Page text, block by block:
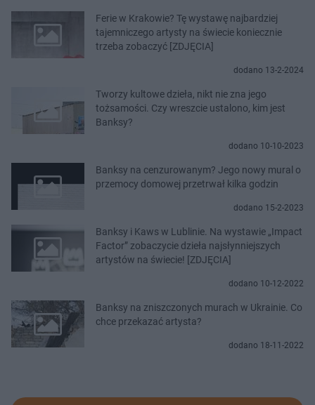
Ferie w Krakowie? Tę wystawę najbardziej
tajemniczego artysty na świecie koniecznie
trzeba zobaczyć [ZDJĘCIA]
dodano 13-2-2024
Tworzy kultowe dzieła, nikt nie zna jego
tożsamości. Czy wreszcie ustalono, kim jest
Banksy?
dodano 10-10-2023
Banksy na cenzurowanym? Jego nowy mural o
przemocy domowej przetrwał kilka godzin
dodano 15-2-2023
Banksy i Kaws w Lublinie. Na wystawie „Impact
Factor” zobaczycie dzieła najsłynniejszych
artystów na świecie! [ZDJĘCIA]
dodano 10-12-2022
Banksy na zniszczonych murach w Ukrainie. Co
chce przekazać artysta?
dodano 18-11-2022